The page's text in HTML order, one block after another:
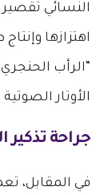
النسائي
اهتزازها
“الرأب
الأوتار
جراحة
في المقابل،